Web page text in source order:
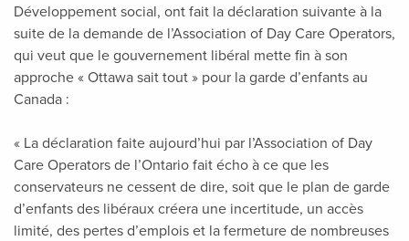
Développement social, ont fait la déclaration suivante à la
suite de la demande de l’Association of Day Care Operators,
qui veut que le gouvernement libéral mette fin à son
approche « Ottawa sait tout » pour la garde d’enfants au
Canada :
« La déclaration faite aujourd’hui par l’Association of Day
Care Operators de l’Ontario fait écho à ce que les
conservateurs ne cessent de dire, soit que le plan de garde
d’enfants des libéraux créera une incertitude, un accès
limité, des pertes d’emplois et la fermeture de nombreuses